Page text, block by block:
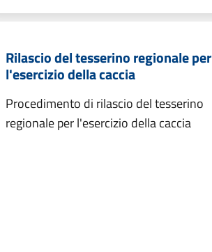
Rilascio del tesserino regionale per
l'esercizio della caccia
Procedimento di rilascio del tesserino
regionale per l'esercizio della caccia